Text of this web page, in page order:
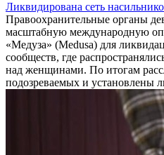
Ликвидирована сеть
Правоохранительные органы
масштабную международную
«Медуза» (Medusa) для
сообществ, где
над женщинами. По итогам
подозреваемых и установлены